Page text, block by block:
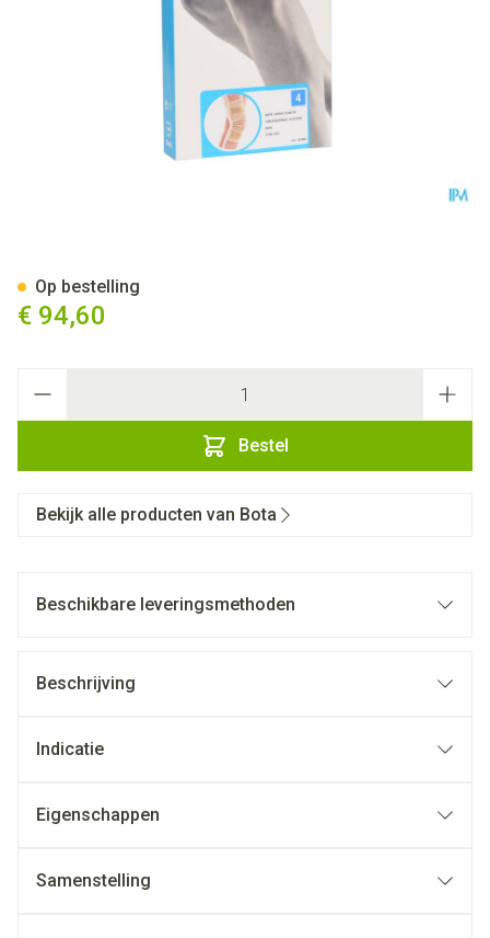
€ 94,60
Bestel
Op bestelling
Bekijk alle producten van Bota
Beschikbare leveringsmethoden
Beschrijving
Indicatie
Eigenschappen
Samenstelling